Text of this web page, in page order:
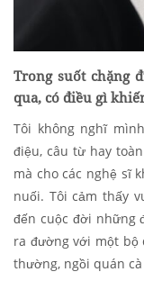
Trong suốt chặng
qua, có điều gì
Tôi không nghĩ
điệu, câu từ hay
mà cho các nghệ sĩ
nuối. Tôi cảm thấy
đến cuộc đời những
ra đường với một
thường, ngồi quán